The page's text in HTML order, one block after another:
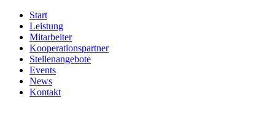
Start
Leistung
Mitarbeiter
Kooperationspartner
Stellenangebote
Events
News
Kontakt